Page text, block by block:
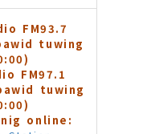
FM93.7
tuwing
FM97.1
tuwing
online: